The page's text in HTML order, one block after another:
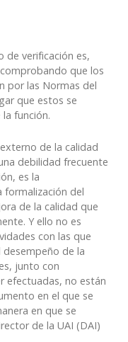
verificación es,
que los
por las Normas del
que estos se
función.
de la calidad
debilidad frecuente
es la
formalización del
de la calidad que
Y ello no es
con las que
de la
junto con
efectuadas, no están
en el que se
en que se
de la UAI (DAI)